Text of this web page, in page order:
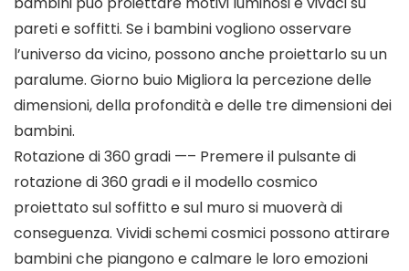
pareti e soffitti. Se i bambini vogliono osservare
l’universo da vicino, possono anche proiettarlo su un
paralume. Giorno buio Migliora la percezione delle
dimensioni, della profondità e delle tre dimensioni dei
bambini.
Rotazione di 360 gradi —– Premere il pulsante di
rotazione di 360 gradi e il modello cosmico
proiettato sul soffitto e sul muro si muoverà di
conseguenza. Vividi schemi cosmici possono attirare
bambini che piangono e calmare le loro emozioni